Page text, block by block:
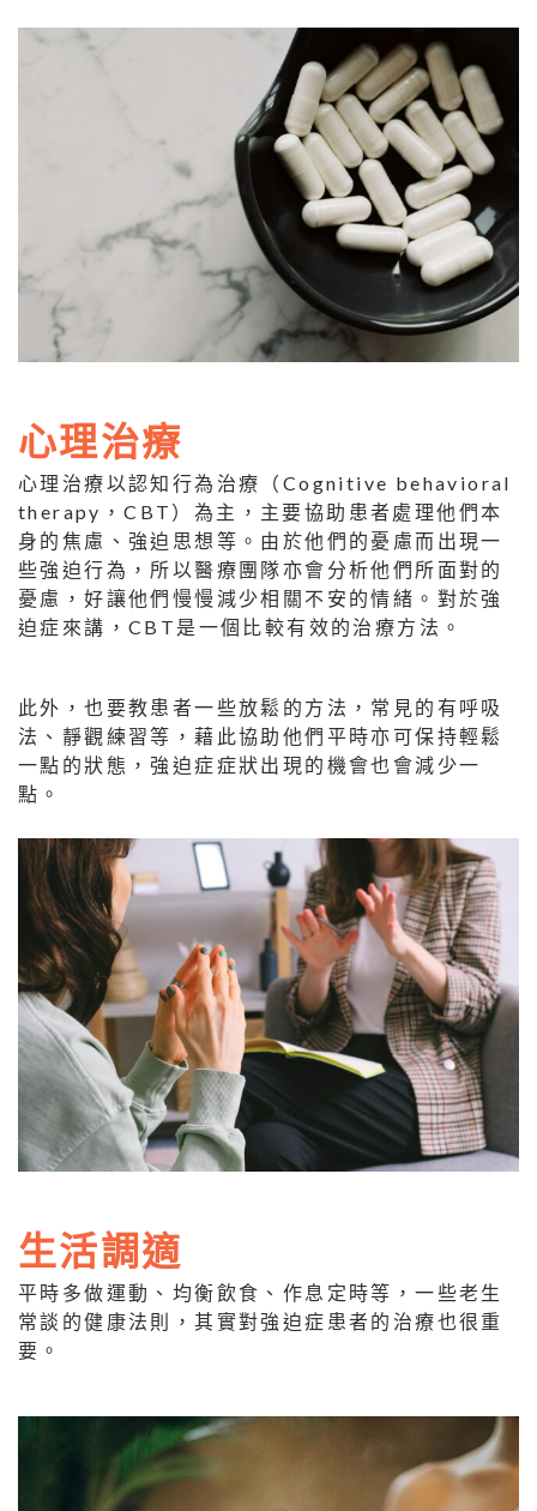
心理治療
心理治療以認知行為治療（Cognitive behavioral
therapy，CBT）為主，主要協助患者處理他們本
身的焦慮、強迫思想等。由於他們的憂慮而出現一
些強迫行為，所以醫療團隊亦會分析他們所面對的
憂慮，好讓他們慢慢減少相關不安的情緒。對於強
迫症來講，CBT是一個比較有效的治療方法。
此外，也要教患者一些放鬆的方法，常見的有呼吸
法、靜觀練習等，藉此協助他們平時亦可保持輕鬆
一點的狀態，強迫症症狀出現的機會也會減少一
點。
生活調適
平時多做運動、均衡飲食、作息定時等，一些老生
常談的健康法則，其實對強迫症患者的治療也很重
要。